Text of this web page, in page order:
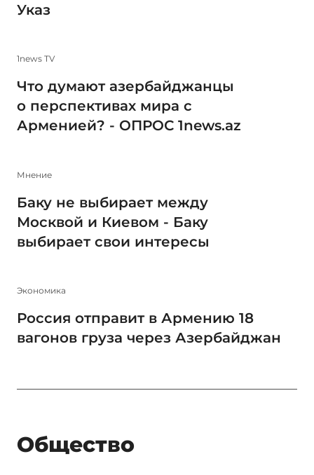
Указ
1news TV
Что думают азербайджанцы
о перспективах мира с
Арменией? - ОПРОС 1news.az
Мнение
Баку не выбирает между
Москвой и Киевом - Баку
выбирает свои интересы
Экономика
Россия отправит в Армению 18
вагонов груза через Азербайджан
Общество